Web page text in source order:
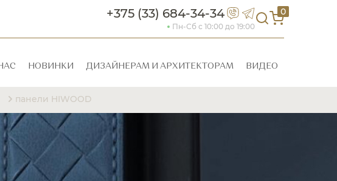
+375 (33) 684-34-34
Пн-Сб с 10:00 до 19:00
0
НОВИНКИ ДИЗАЙНЕРАМ И АРХИТЕКТОРАМ ВИДЕО
панели HIWOOD